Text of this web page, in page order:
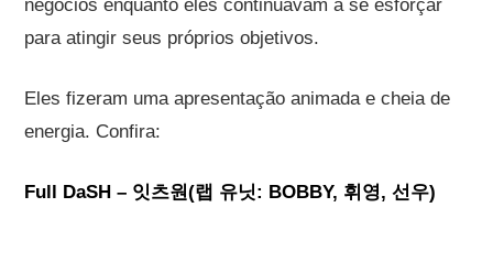
negócios enquanto eles continuavam a se esforçar
para atingir seus próprios objetivos.
Eles fizeram uma apresentação animada e cheia de
energia. Confira:
Full DaSH – 잇츠원(랩 유닛: BOBBY, 휘영, 선우)